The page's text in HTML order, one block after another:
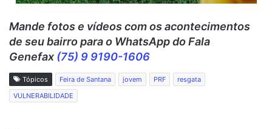
Mande fotos e vídeos com os acontecimentos
de seu bairro para o WhatsApp do Fala
Genefax (75) 9 9190-1606
Tópicos Feira de Santana jovem PRF
resgata
VULNERABILIDADE